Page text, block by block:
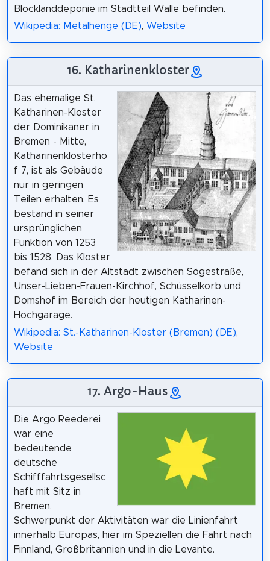
Blocklanddeponie im Stadtteil Walle befinden.
Wikipedia: Metalhenge (DE), Website
16. Katharinenkloster
Das ehemalige St.
Katharinen-Kloster
der Dominikaner in
Bremen - Mitte,
Katharinenklosterho
f 7, ist als Gebäude
nur in geringen
Teilen erhalten. Es
bestand in seiner
ursprünglichen
Funktion von 1253
bis 1528. Das Kloster
befand sich in der Altstadt zwischen Sögestraße,
Unser-Lieben-Frauen-Kirchhof, Schüsselkorb und
Domshof im Bereich der heutigen Katharinen-
Hochgarage.
Wikipedia: St.-Katharinen-Kloster (Bremen) (DE),
Website
17. Argo-Haus
Die Argo Reederei
war eine
bedeutende
deutsche
Schifffahrtsgesellsc
haft mit Sitz in
Bremen.
Schwerpunkt der Aktivitäten war die Linienfahrt
innerhalb Europas, hier im Speziellen die Fahrt nach
Finnland, Großbritannien und in die Levante.